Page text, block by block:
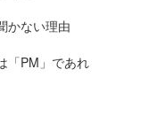
かない理由
「PM」であれ